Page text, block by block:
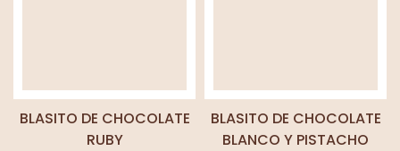
BLASITO DE CHOCOLATE
RUBY
BLASITO DE CHOCOLATE
BLANCO Y PISTACHO